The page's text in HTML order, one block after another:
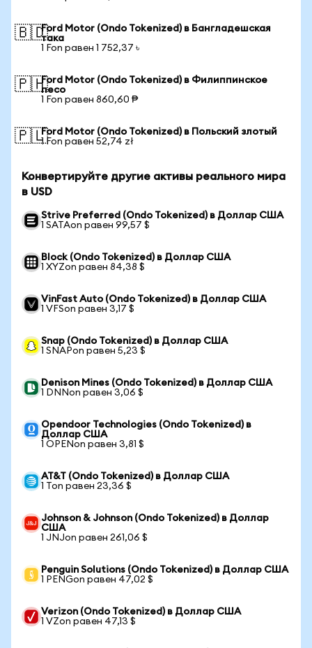
🇧🇩Ford Motor (Ondo Tokenized) в Бангладешская
така
1 Fon равен 1 752,37 ৳
🇵🇭Ford Motor (Ondo Tokenized) в Филиппинское
песо
1 Fon равен 860,60 ₱
🇵🇱Ford Motor (Ondo Tokenized) в Польский злотый
1 Fon равен 52,74 zł
Конвертируйте другие активы реального мира
в USD
Strive Preferred (Ondo Tokenized) в Доллар США
1 SATAon равен 99,57 $
Block (Ondo Tokenized) в Доллар США
1 XYZon равен 84,38 $
VinFast Auto (Ondo Tokenized) в Доллар США
1 VFSon равен 3,17 $
Snap (Ondo Tokenized) в Доллар США
1 SNAPon равен 5,23 $
Denison Mines (Ondo Tokenized) в Доллар США
1 DNNon равен 3,06 $
Opendoor Technologies (Ondo Tokenized) в
Доллар США
1 OPENon равен 3,81 $
AT&T (Ondo Tokenized) в Доллар США
1 Ton равен 23,36 $
Johnson & Johnson (Ondo Tokenized) в Доллар
США
1 JNJon равен 261,06 $
Penguin Solutions (Ondo Tokenized) в Доллар США
1 PENGon равен 47,02 $
Verizon (Ondo Tokenized) в Доллар США
1 VZon равен 47,13 $